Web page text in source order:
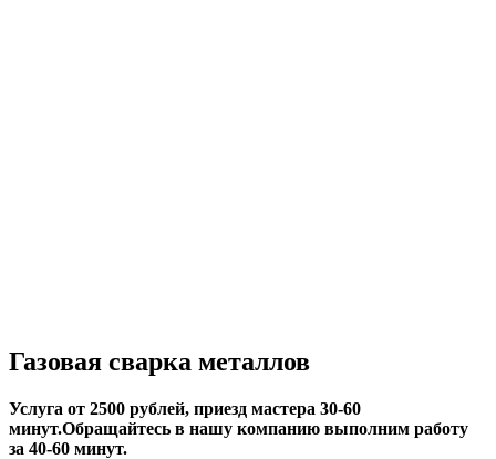
Газовая сварка металлов
Услуга от 2500 рублей, приезд мастера 30-60
минут.Обращайтесь в нашу компанию выполним работу
за 40-60 минут.